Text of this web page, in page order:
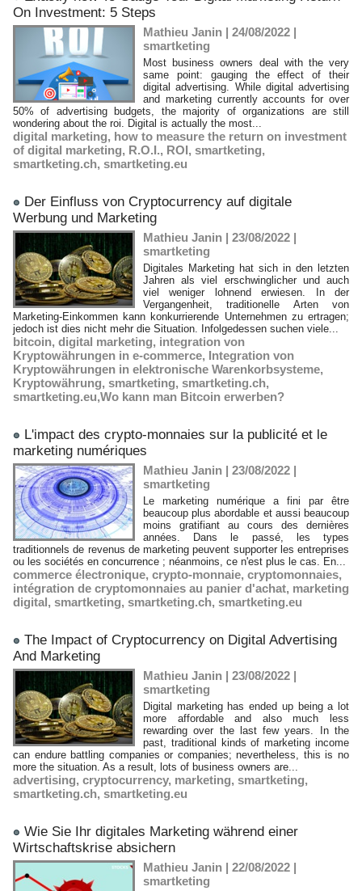
On Investment: 5 Steps
Mathieu Janin | 24/08/2022 |
smartketing
Most business owners deal with the very
same point: gauging the effect of their
digital advertising. While digital advertising
and marketing currently accounts for over
50% of advertising budgets, the majority of organizations are still
wondering about the roi. Digital is actually the most...
digital marketing, how to measure the return on investment
of digital marketing, R.O.I., ROI, smartketing,
smartketing.ch, smartketing.eu
​Der Einfluss von Cryptocurrency auf digitale
Werbung und Marketing
Mathieu Janin | 23/08/2022 |
smartketing
Digitales Marketing hat sich in den letzten
Jahren als viel erschwinglicher und auch
viel weniger lohnend erwiesen. In der
Vergangenheit, traditionelle Arten von
Marketing-Einkommen kann konkurrierende Unternehmen zu ertragen;
jedoch ist dies nicht mehr die Situation. Infolgedessen suchen viele...
bitcoin, digital marketing, integration von
Kryptowährungen in e-commerce, Integration von
Kryptowährungen in elektronische Warenkorbsysteme,
Kryptowährung, smartketing, smartketing.ch,
smartketing.eu,​Wo kann man Bitcoin erwerben?
​L'impact des crypto-monnaies sur la publicité et le
marketing numériques
Mathieu Janin | 23/08/2022 |
smartketing
Le marketing numérique a fini par être
beaucoup plus abordable et aussi beaucoup
moins gratifiant au cours des dernières
années. Dans le passé, les types
traditionnels de revenus de marketing peuvent supporter les entreprises
ou les sociétés en concurrence ; néanmoins, ce n'est plus le cas. En...
commerce électronique, crypto-monnaie, cryptomonnaies,
intégration de cryptomonnaies au panier d'achat, marketing
digital, smartketing, smartketing.ch, smartketing.eu
​The Impact of Cryptocurrency on Digital Advertising
And Marketing
Mathieu Janin | 23/08/2022 |
smartketing
Digital marketing has ended up being a lot
more affordable and also much less
rewarding over the last few years. In the
past, traditional kinds of marketing income
can endure battling companies or companies; nevertheless, this is no
more the situation. As a result, lots of business owners are...
advertising, cryptocurrency, marketing, smartketing,
smartketing.ch, smartketing.eu
​Wie Sie Ihr digitales Marketing während einer
Wirtschaftskrise absichern
Mathieu Janin | 22/08/2022 |
smartketing